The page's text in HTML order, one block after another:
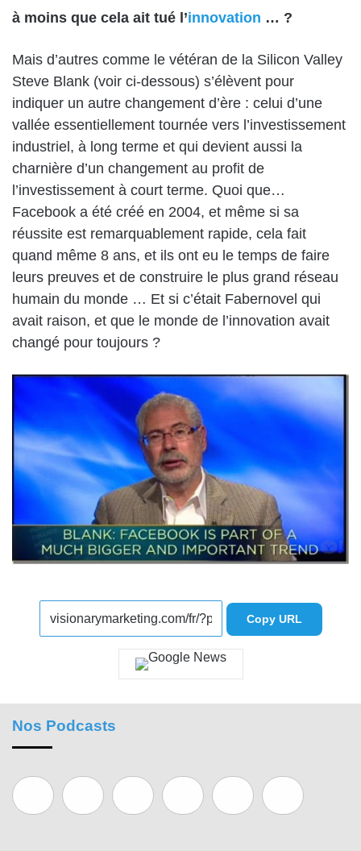
à moins que cela ait tué l’innovation … ?
Mais d’autres comme le vétéran de la Silicon Valley
Steve Blank (voir ci-dessous) s’élèvent pour
indiquer un autre changement d’ère : celui d’une
vallée essentiellement tournée vers l’investissement
industriel, à long terme et qui devient aussi la
charnière d’un changement au profit de
l’investissement à court terme. Quoi que…
Facebook a été créé en 2004, et même si sa
réussite est remarquablement rapide, cela fait
quand même 8 ans, et ils ont eu le temps de faire
leurs preuves et de construire le plus grand réseau
humain du monde … Et si c’était Fabernovel qui
avait raison, et que le monde de l’innovation avait
changé pour toujours ?
Copy URL
Nos Podcasts